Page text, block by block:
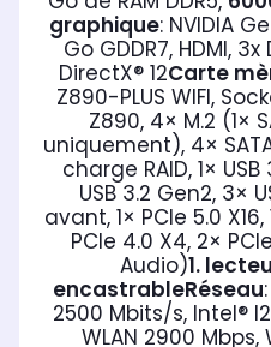
graphique: NVIDIA
Go GDDR7, HDMI,
DirectX® 12Carte
Z890-PLUS WIFI,
Z890, 4× M.2 (1×
uniquement), 4×
charge RAID, 1×
USB 3.2 Gen2, 3×
avant, 1× PCIe 5.0 X16,
PCIe 4.0 X4, 2×
Audio)1.
encastrableRéseau
2500 Mbits/s, Intel®
WLAN 2900 Mbps,